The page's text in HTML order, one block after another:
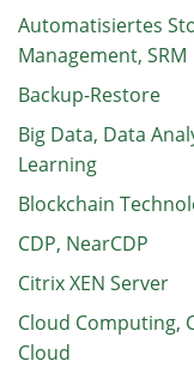
Automatisiertes
Management, SRM
Backup-Restore
Big Data, Data
Learning
Blockchain
CDP, NearCDP
Citrix XEN Server
Cloud Computing,
Cloud